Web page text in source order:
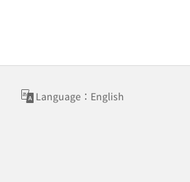
Language：English